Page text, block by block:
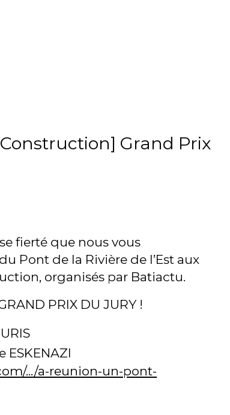
Grand Prix
fierté que nous vous
Pont de la Rivière de l’Est aux
organisés par Batiactu.
PRIX DU JURY !
.../a-reunion-un-pont-